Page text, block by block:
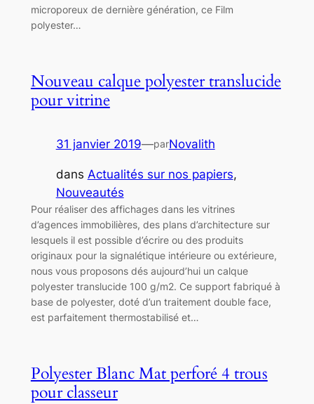
microporeux de dernière génération, ce Film
polyester…
Nouveau calque polyester translucide
pour vitrine
31 janvier 2019—parNovalith
dans Actualités sur nos papiers
Nouveautés
Pour réaliser des affichages dans les vitrines
d’agences immobilières, des plans d’architecture sur
lesquels il est possible d’écrire ou des produits
originaux pour la signalétique intérieure ou extérieure,
nous vous proposons dés aujourd’hui un calque
polyester translucide 100 g/m2. Ce support fabriqué à
base de polyester, doté d’un traitement double face,
est parfaitement thermostabilisé et…
Polyester Blanc Mat perforé 4 trous
pour classeur